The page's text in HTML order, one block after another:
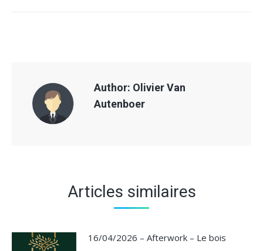
Author: Olivier Van
Autenboer
Articles similaires
16/04/2026 – Afterwork – Le bois